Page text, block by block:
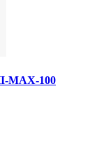
MAX-100